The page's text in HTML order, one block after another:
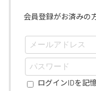
会員登録がお済みの
ログインIDを記